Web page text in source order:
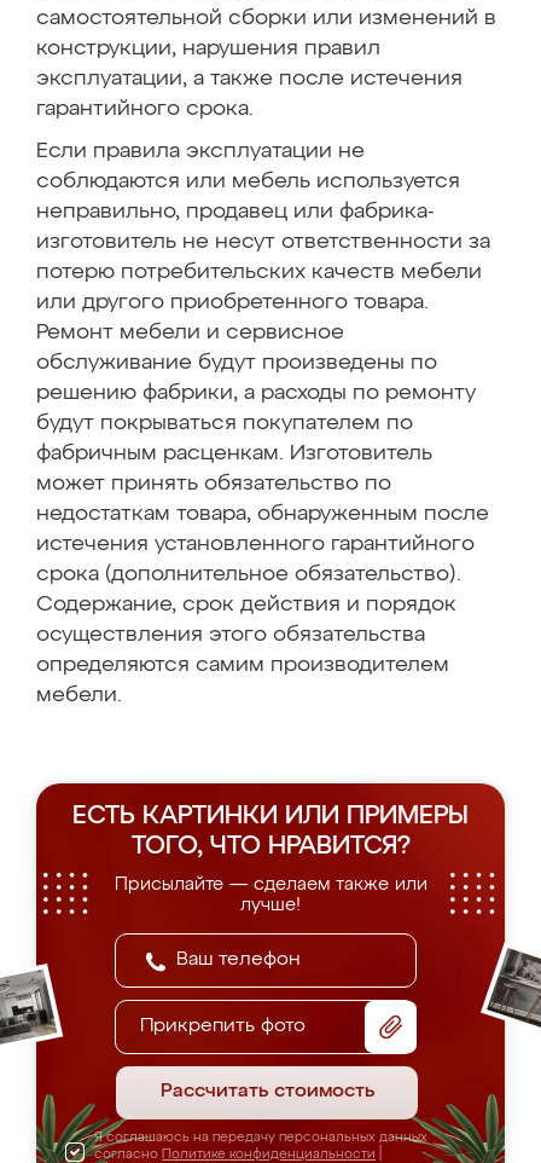
самостоятельной сборки или изменений в
конструкции, нарушения правил
эксплуатации, а также после истечения
гарантийного срока.
Если правила эксплуатации не
соблюдаются или мебель используется
неправильно, продавец или фабрика-
изготовитель не несут ответственности за
потерю потребительских качеств мебели
или другого приобретенного товара.
Ремонт мебели и сервисное
обслуживание будут произведены по
решению фабрики, а расходы по ремонту
будут покрываться покупателем по
фабричным расценкам. Изготовитель
может принять обязательство по
недостаткам товара, обнаруженным после
истечения установленного гарантийного
срока (дополнительное обязательство).
Содержание, срок действия и порядок
осуществления этого обязательства
определяются самим производителем
мебели.
ЕСТЬ КАРТИНКИ ИЛИ ПРИМЕРЫ
ТОГО, ЧТО НРАВИТСЯ?
Присылайте — сделаем также или
лучше!
Прикрепить фото
Рассчитать стоимость
Я соглашаюсь на передачу персональных данных
согласно Политике конфиденциальности